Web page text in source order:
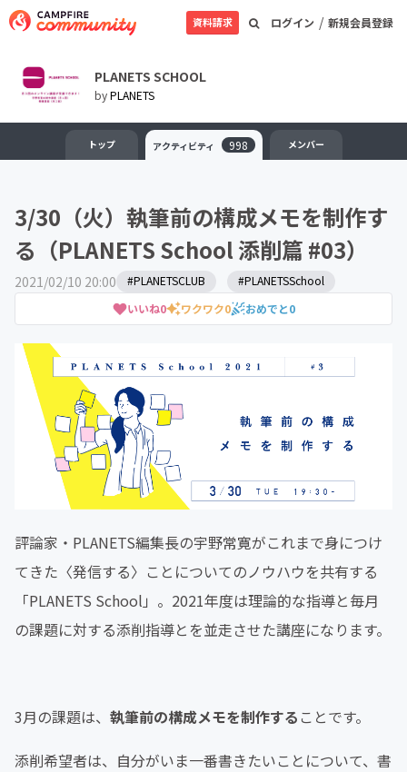
ログイン / 新規会員登録
資料請求
PLANETS SCHOOL
byPLANETS
トップ アクティビティ 998 メンバー
3/30（火）執筆前の構成メモを制作す
る（PLANETS School 添削篇 #03）
2021/02/10 20:00
いいね0 ワクワク0 おめでと0
#PLANETSCLUB #PLANETSSchool
評論家・PLANETS編集長の宇野常寛がこれまで身につけ
てきた〈発信する〉ことについてのノウハウを共有する
「PLANETS School」。2021年度は理論的な指導と毎月
の課題に対する添削指導とを並走させた講座になります。
3月の課題は、 執筆前の構成メモを制作する ことです。
添削希望者は、自分がいま一番書きたいことについて、書